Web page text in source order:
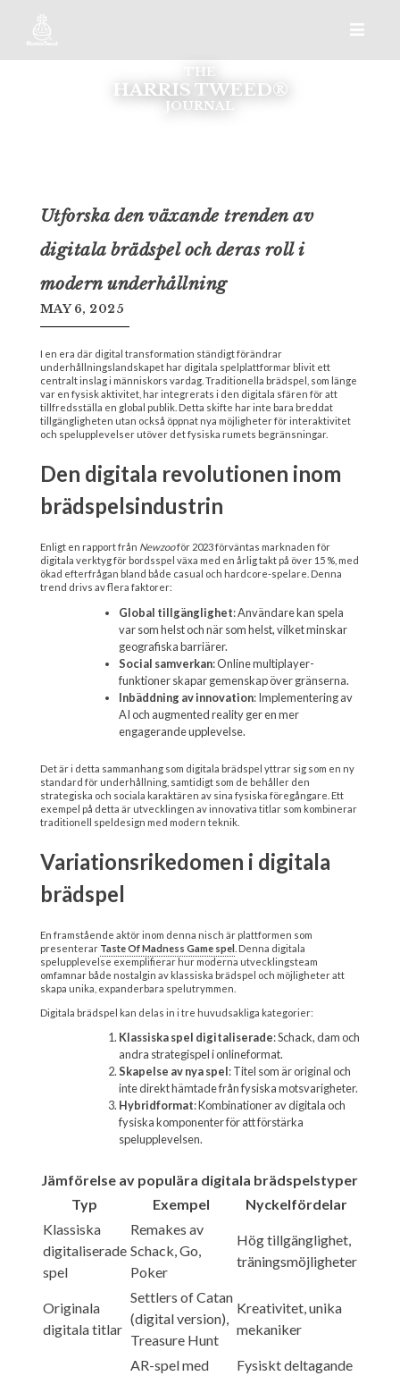
THE
HARRIS TWEED®
JOURNAL
Utforska den växande trenden av
digitala brädspel och deras roll i
modern underhållning
MAY 6, 2025
I en era där digital transformation ständigt förändrar
underhållningslandskapet har digitala spelplattformar blivit ett
centralt inslag i människors vardag. Traditionella brädspel, som länge
var en fysisk aktivitet, har integrerats i den digitala sfären för att
tillfredsställa en global publik. Detta skifte har inte bara breddat
tillgängligheten utan också öppnat nya möjligheter för interaktivitet
och spelupplevelser utöver det fysiska rumets begränsningar.
Den digitala revolutionen inom
brädspelsindustrin
Enligt en rapport från Newzooför 2023 förväntas marknaden för
digitala verktyg för bordsspel växa med en årlig takt på över 15 %, med
ökad efterfrågan bland både casual och hardcore-spelare. Denna
trend drivs av flera faktorer:
Global tillgänglighet: Användare kan spela
var som helst och när som helst, vilket minskar
geografiska barriärer.
Social samverkan: Online multiplayer-
funktioner skapar gemenskap över gränserna.
Inbäddning av innovation: Implementering av
AI och augmented reality ger en mer
engagerande upplevelse.
Det är i detta sammanhang som digitala brädspel yttrar sig som en ny
standard för underhållning, samtidigt som de behåller den
strategiska och sociala karaktären av sina fysiska föregångare. Ett
exempel på detta är utvecklingen av innovativa titlar som kombinerar
traditionell speldesign med modern teknik.
Variationsrikedomen i digitala
brädspel
En framstående aktör inom denna nisch är plattformen som
presenterar Taste Of Madness Game spel
. Denna digitala
spelupplevelse exemplifierar hur moderna utvecklingsteam
omfamnar både nostalgin av klassiska brädspel och möjligheter att
skapa unika, expanderbara spelutrymmen.
Digitala brädspel kan delas in i tre huvudsakliga kategorier:
Klassiska spel digitaliserade: Schack, dam och
andra strategispel i onlineformat.
Skapelse av nya spel: Titel som är original och
inte direkt hämtade från fysiska motsvarigheter.
Hybridformat: Kombinationer av digitala och
fysiska komponenter för att förstärka
spelupplevelsen.
Jämförelse av populära digitala brädspelstyper
Typ
Exempel
Nyckelfördelar
Klassiska
digitaliserade
spel
Remakes av
Schack, Go,
Poker
Hög tillgänglighet,
träningsmöjligheter
Originala
digitala titlar
Settlers of Catan
(digital version),
Treasure Hunt
Kreativitet, unika
mekaniker
AR-spel med
Fysiskt deltagande